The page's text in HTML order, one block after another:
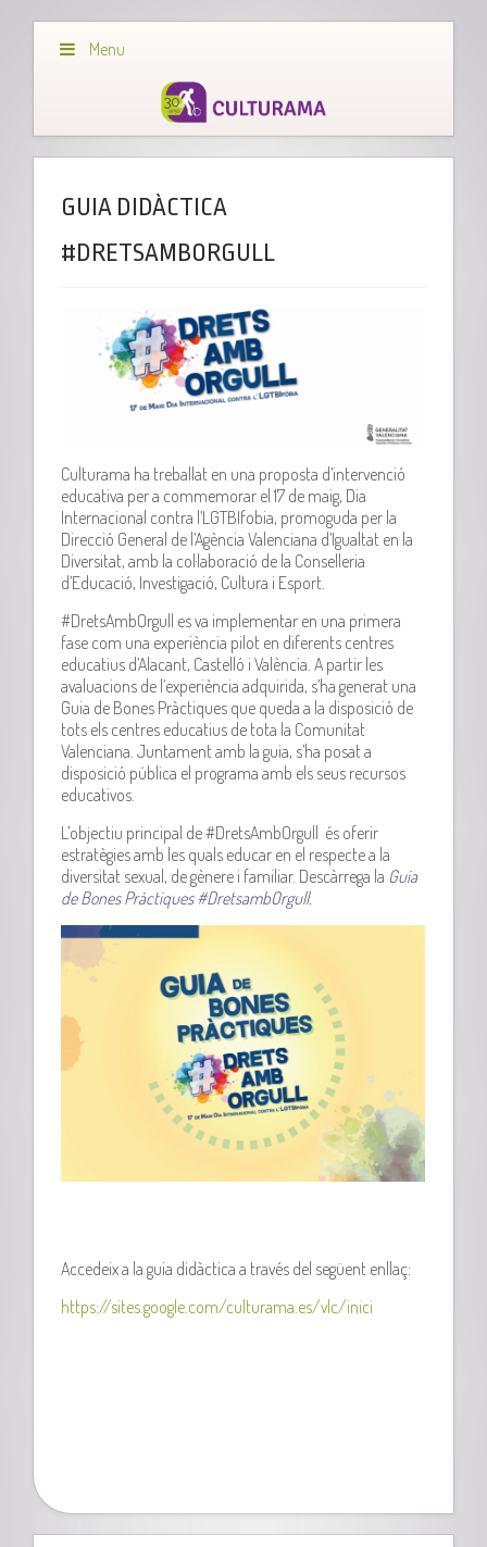
Menu
GUIA DIDÀCTICA
#DRETSAMBORGULL
Culturama ha treballat en una proposta d’intervenció
educativa per a commemorar el 17 de maig, Dia
Internacional contra l’LGTBIfobia, promoguda per la
Direcció General de l’Agència Valenciana d’Igualtat en la
Diversitat, amb la col·laboració de la Conselleria
d’Educació, Investigació, Cultura i Esport.
#DretsAmbOrgull es va implementar en una primera
fase com una experiència pilot en diferents centres
educatius d’Alacant, Castelló i València. A partir les
avaluacions de l’experiència adquirida, s’ha generat una
Guia de Bones Pràctiques que queda a la disposició de
tots els centres educatius de tota la Comunitat
Valenciana. Juntament amb la guia, s’ha posat a
disposició pública el programa amb els seus recursos
educativos.
L’objectiu principal de #DretsAmbOrgull és oferir
estratègies amb les quals educar en el respecte a la
diversitat sexual, de gènere i familiar. Descàrrega la Guia
de Bones Pràctiques #DretsambOrgull.
Accedeix a la guia didàctica a través del següent enllaç:
https://sites.google.com/culturama.es/vlc/inici